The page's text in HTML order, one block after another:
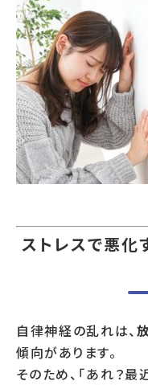
ストレスで悪化
自律神経の乱れは、
傾向があります。
そのため、「あれ？